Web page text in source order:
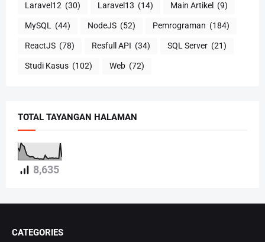
Laravel12 (30) Laravel13 (14) Main Artikel (9)
MySQL (44) NodeJS (52) Pemrograman (184)
ReactJS (78) Resfull API (34) SQL Server (21)
Studi Kasus (102) Web (72)
TOTAL TAYANGAN HALAMAN
8,635
CATEGORIES